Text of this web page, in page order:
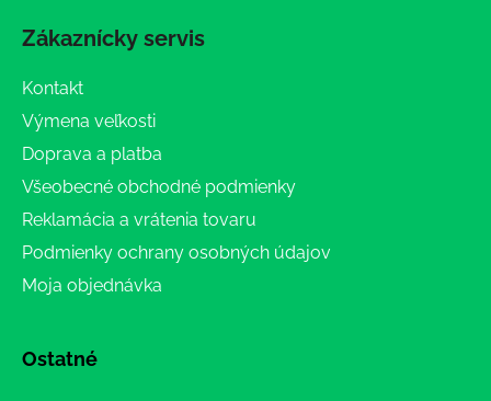
Zákaznícky servis
Kontakt
Výmena veľkosti
Doprava a platba
Všeobecné obchodné podmienky
Reklamácia a vrátenia tovaru
Podmienky ochrany osobných údajov
Moja objednávka
Ostatné